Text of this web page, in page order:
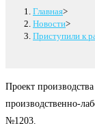
Главная>
Новости>
Приступили к
Проект
производственно-
№1203.